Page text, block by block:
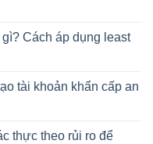
Cách áp dụng least
tài khoản khẩn cấp an
thực theo rủi ro để